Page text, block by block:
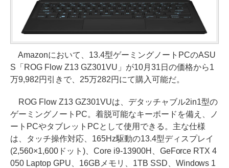
Amazonにおいて、13.4型ゲーミングノートPCのASU
S「ROG Flow Z13 GZ301VU」が10月31日の価格から1
万9,982円引きで、25万282円にて購入可能だ。
ROG Flow Z13 GZ301VUは、デタッチャブル2in1型の
ゲーミングノートPC。着脱可能なキーボードを備え、ノ
ートPCやタブレットPCとして使用できる。主な仕様
は、タッチ操作対応、165Hz駆動の13.4型ディスプレイ
(2,560×1,600ドット)、Core i9-13900H、GeForce RTX 4
050 Laptop GPU、16GBメモリ、1TB SSD、Windows 1